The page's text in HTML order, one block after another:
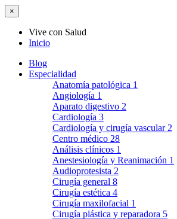
×
Vive con Salud
Inicio
Blog
Especialidad
Anatomía patológica 1
Angiología 1
Aparato digestivo 2
Cardiología 3
Cardiología y cirugía vascular 2
Centro médico 28
Análisis clínicos 1
Anestesiología y Reanimación 1
Audioprotesista 2
Cirugía general 8
Cirugía estética 4
Cirugía maxilofacial 1
Cirugía plástica y reparadora 5